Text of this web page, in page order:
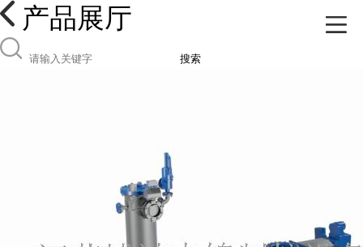
产品展厅
搜索